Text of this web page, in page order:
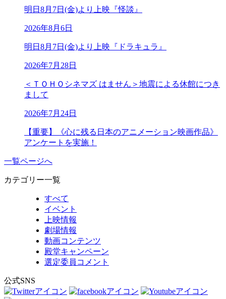
明日8月7日(金)より上映『怪談』
2026年8月6日
明日8月7日(金)より上映『ドラキュラ』
2026年7月28日
＜ＴＯＨＯシネマズ はません＞地震による休館につき
まして
2026年7月24日
【重要】《心に残る日本のアニメーション映画作品》
アンケートを実施！
一覧ページへ
カテゴリー一覧
すべて
イベント
上映情報
劇場情報
動画コンテンツ
殿堂キャンペーン
選定委員コメント
公式SNS